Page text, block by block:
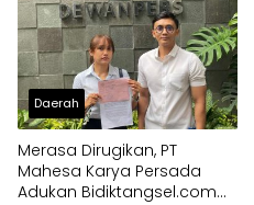
Daerah
Merasa Dirugikan, PT
Mahesa Karya Persada
Adukan Bidiktangsel.com